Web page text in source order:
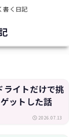
書く日記
ライトだけで挑
ットした話
2026.07.13